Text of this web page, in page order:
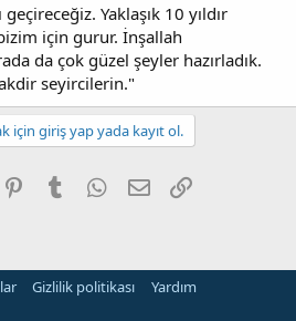
Yaklaşık 10 yıldır
için gurur. İnşallah
da çok güzel şeyler hazırladık.
seyircilerin."
için giriş yap yada kayıt ol.
PinterestTumblr WhatsApp
E-posta
Gizlilik politikası
Yardım